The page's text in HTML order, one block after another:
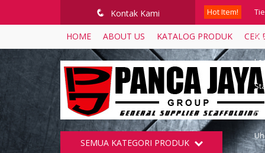
q Kontak Kami Hot Item!
HOME ABOUT US KATALOG PRODUK CEK
SEMUA KATEGORI PRODUK